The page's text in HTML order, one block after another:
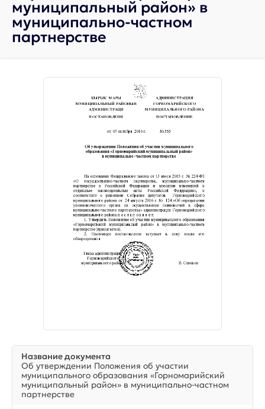
муниципальный район» в
муниципально-частном
партнерстве
Название документа
Об утверждении Положения об участии
муниципального образования «Горномарийский
муниципальный район» в муниципально-частном
партнерстве